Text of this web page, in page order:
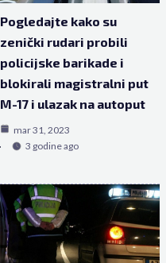
Pogledajte kako su
zenički rudari probili
policijske barikade i
blokirali magistralni put
M-17 i ulazak na autoput
mar 31, 2023
3 godine ago